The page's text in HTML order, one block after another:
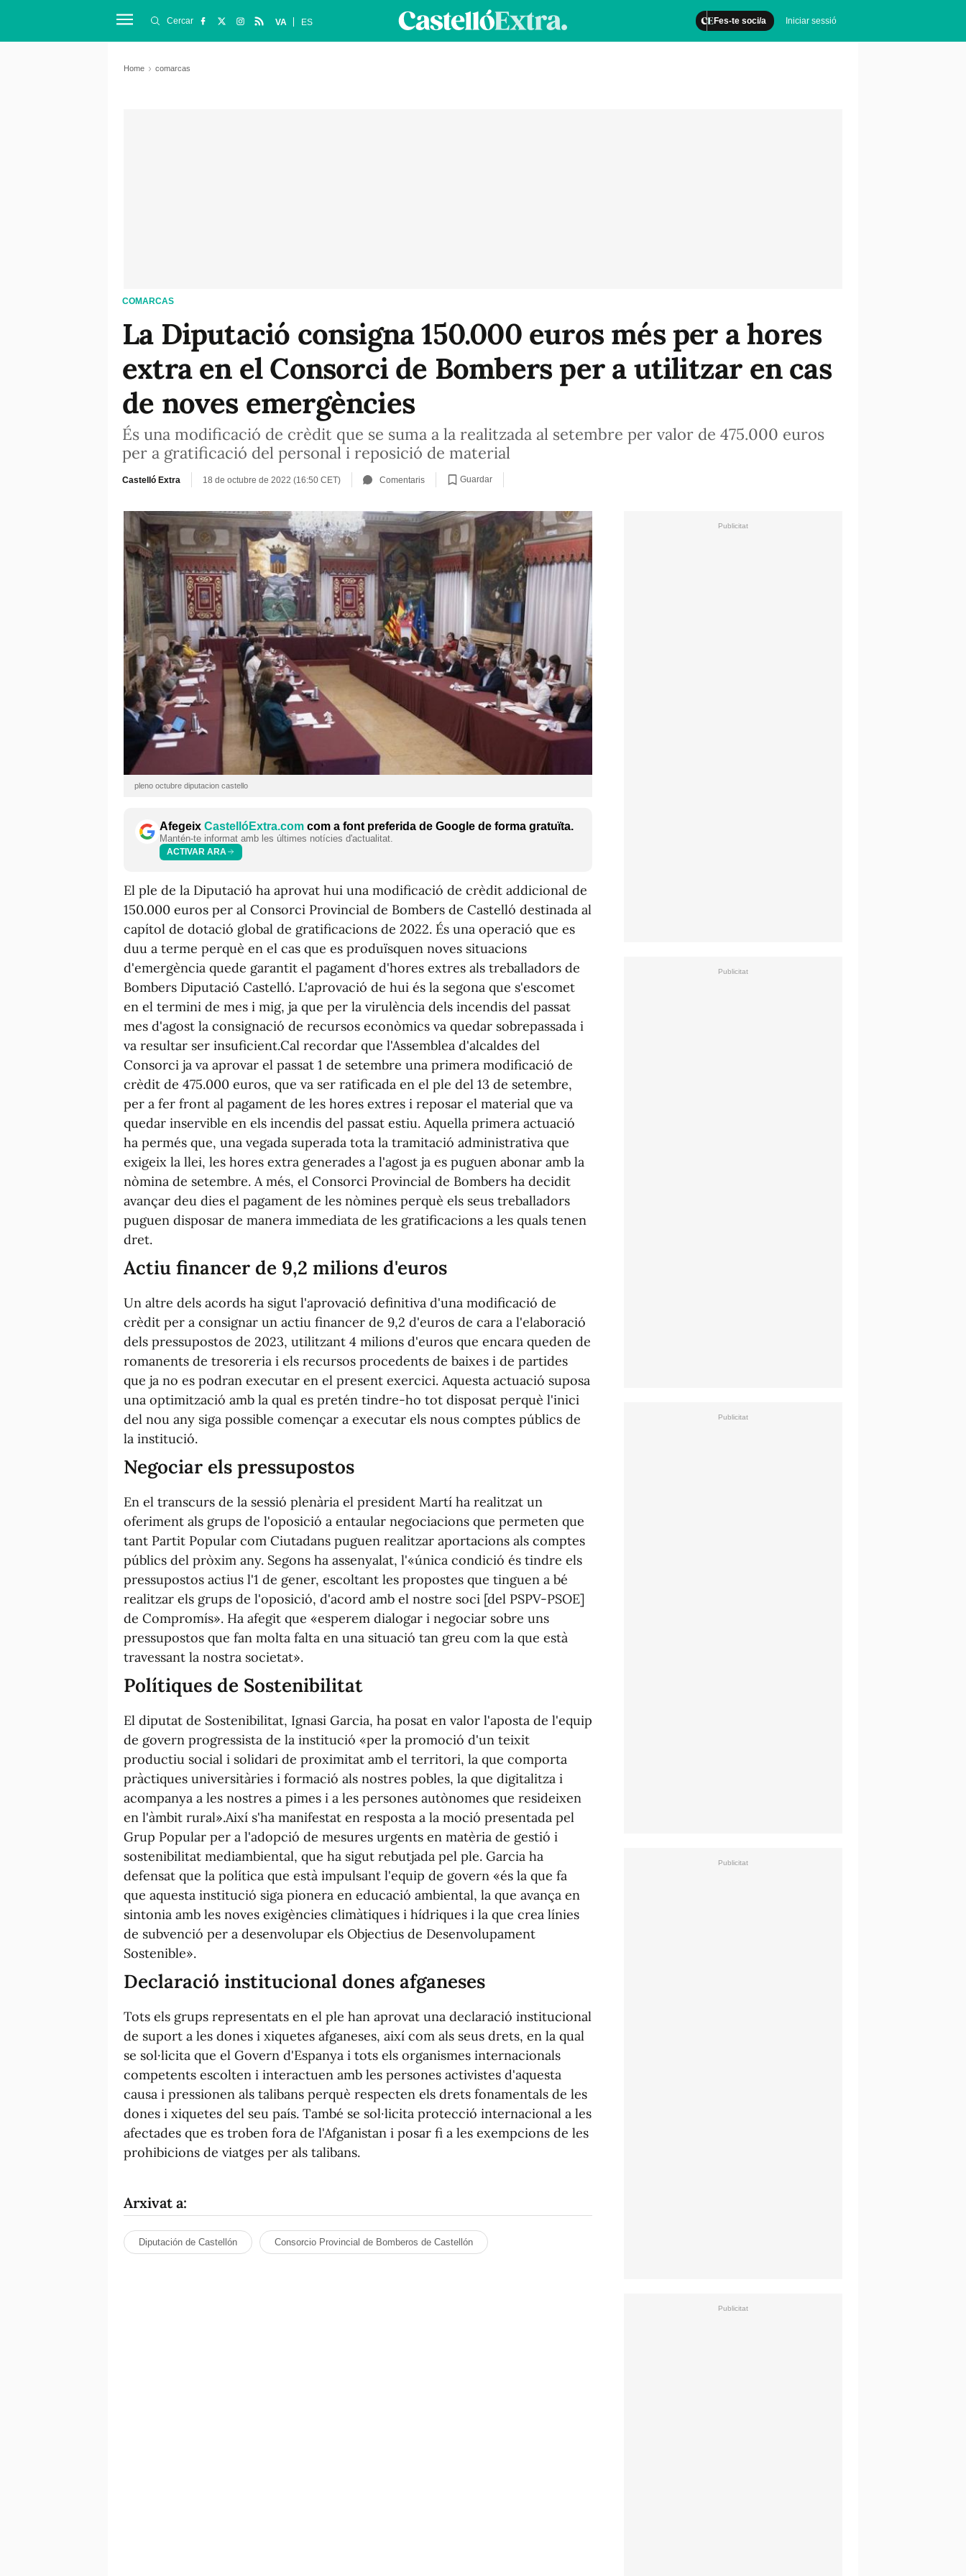
Fes-te soci/a Iniciar sessió
Cercar VA ES
Home comarcas
COMARCAS
La Diputació consigna 150.000 euros més per a hores
extra en el Consorci de Bombers per a utilitzar en cas
de noves emergències
És una modificació de crèdit que se suma a la realitzada al setembre per valor de 475.000 euros
per a gratificació del personal i reposició de material
Castelló Extra 18 de octubre de 2022 (16:50 CET) Comentaris Guardar
pleno octubre diputacion castello
Afegeix CastellóExtra.com com a font preferida de Google de forma gratuïta.
Mantén-te informat amb les últimes notícies d'actualitat.
ACTIVAR ARA
El ple de la Diputació ha aprovat hui una modificació de crèdit addicional de
150.000 euros per al Consorci Provincial de Bombers de Castelló destinada al
capítol de dotació global de gratificacions de 2022. És una operació que es
duu a terme perquè en el cas que es produïsquen noves situacions
d'emergència quede garantit el pagament d'hores extres als treballadors de
Bombers Diputació Castelló. L'aprovació de hui és la segona que s'escomet
en el termini de mes i mig, ja que per la virulència dels incendis del passat
mes d'agost la consignació de recursos econòmics va quedar sobrepassada i
va resultar ser insuficient.Cal recordar que l'Assemblea d'alcaldes del
Consorci ja va aprovar el passat 1 de setembre una primera modificació de
crèdit de 475.000 euros, que va ser ratificada en el ple del 13 de setembre,
per a fer front al pagament de les hores extres i reposar el material que va
quedar inservible en els incendis del passat estiu. Aquella primera actuació
ha permés que, una vegada superada tota la tramitació administrativa que
exigeix la llei, les hores extra generades a l'agost ja es puguen abonar amb la
nòmina de setembre. A més, el Consorci Provincial de Bombers ha decidit
avançar deu dies el pagament de les nòmines perquè els seus treballadors
puguen disposar de manera immediata de les gratificacions a les quals tenen
dret.
Actiu financer de 9,2 milions d'euros
Un altre dels acords ha sigut l'aprovació definitiva d'una modificació de
crèdit per a consignar un actiu financer de 9,2 d'euros de cara a l'elaboració
dels pressupostos de 2023, utilitzant 4 milions d'euros que encara queden de
romanents de tresoreria i els recursos procedents de baixes i de partides
que ja no es podran executar en el present exercici. Aquesta actuació suposa
una optimització amb la qual es pretén tindre-ho tot disposat perquè l'inici
del nou any siga possible començar a executar els nous comptes públics de
la institució.
Negociar els pressupostos
En el transcurs de la sessió plenària el president Martí ha realitzat un
oferiment als grups de l'oposició a entaular negociacions que permeten que
tant Partit Popular com Ciutadans puguen realitzar aportacions als comptes
públics del pròxim any. Segons ha assenyalat, l'«única condició és tindre els
pressupostos actius l'1 de gener, escoltant les propostes que tinguen a bé
realitzar els grups de l'oposició, d'acord amb el nostre soci [del PSPV-PSOE]
de Compromís». Ha afegit que «esperem dialogar i negociar sobre uns
pressupostos que fan molta falta en una situació tan greu com la que està
travessant la nostra societat».
Polítiques de Sostenibilitat
El diputat de Sostenibilitat, Ignasi Garcia, ha posat en valor l'aposta de l'equip
de govern progressista de la institució «per la promoció d'un teixit
productiu social i solidari de proximitat amb el territori, la que comporta
pràctiques universitàries i formació als nostres pobles, la que digitalitza i
acompanya a les nostres a pimes i a les persones autònomes que resideixen
en l'àmbit rural».Així s'ha manifestat en resposta a la moció presentada pel
Grup Popular per a l'adopció de mesures urgents en matèria de gestió i
sostenibilitat mediambiental, que ha sigut rebutjada pel ple. Garcia ha
defensat que la política que està impulsant l'equip de govern «és la que fa
que aquesta institució siga pionera en educació ambiental, la que avança en
sintonia amb les noves exigències climàtiques i hídriques i la que crea línies
de subvenció per a desenvolupar els Objectius de Desenvolupament
Sostenible».
Declaració institucional dones afganeses
Tots els grups representats en el ple han aprovat una declaració institucional
de suport a les dones i xiquetes afganeses, així com als seus drets, en la qual
se sol·licita que el Govern d'Espanya i tots els organismes internacionals
competents escolten i interactuen amb les persones activistes d'aquesta
causa i pressionen als talibans perquè respecten els drets fonamentals de les
dones i xiquetes del seu país. També se sol·licita protecció internacional a les
afectades que es troben fora de l'Afganistan i posar fi a les exempcions de les
prohibicions de viatges per als talibans.
Arxivat a:
Diputación de Castellón Consorcio Provincial de Bomberos de Castellón